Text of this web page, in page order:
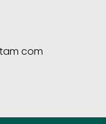
com